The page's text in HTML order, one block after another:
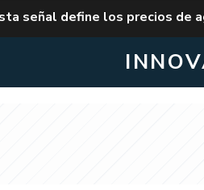
señal define los precios de